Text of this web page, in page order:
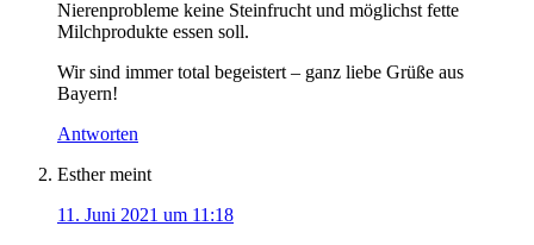
Nierenprobleme keine Steinfrucht und möglichst fette
Milchprodukte essen soll.
Wir sind immer total begeistert – ganz liebe Grüße aus
Bayern!
Antworten
Esther meint
11. Juni 2021 um 11:18